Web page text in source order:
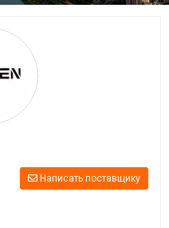
Написать поставщику